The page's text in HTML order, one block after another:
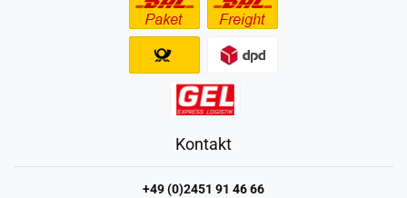
Kontakt
+49 (0)2451 91 46 66